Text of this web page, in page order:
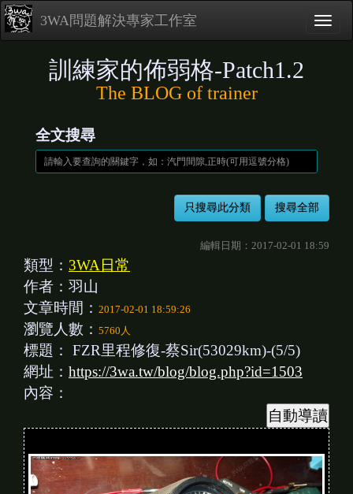
3WA問題解決專家工作室
訓練家的佈弱格-Patch1.2
The BLOG of trainer
全文搜尋
編輯日期：2017-02-01 18:59
類型： 3WA日常
作者：羽山
文章時間： 2017-02-01 18:59:26
瀏覽人數： 5760人
標題： FZR里程修復-蔡Sir(53029km)-(5/5)
網址： https://3wa.tw/blog/blog.php?id=1503
內容：